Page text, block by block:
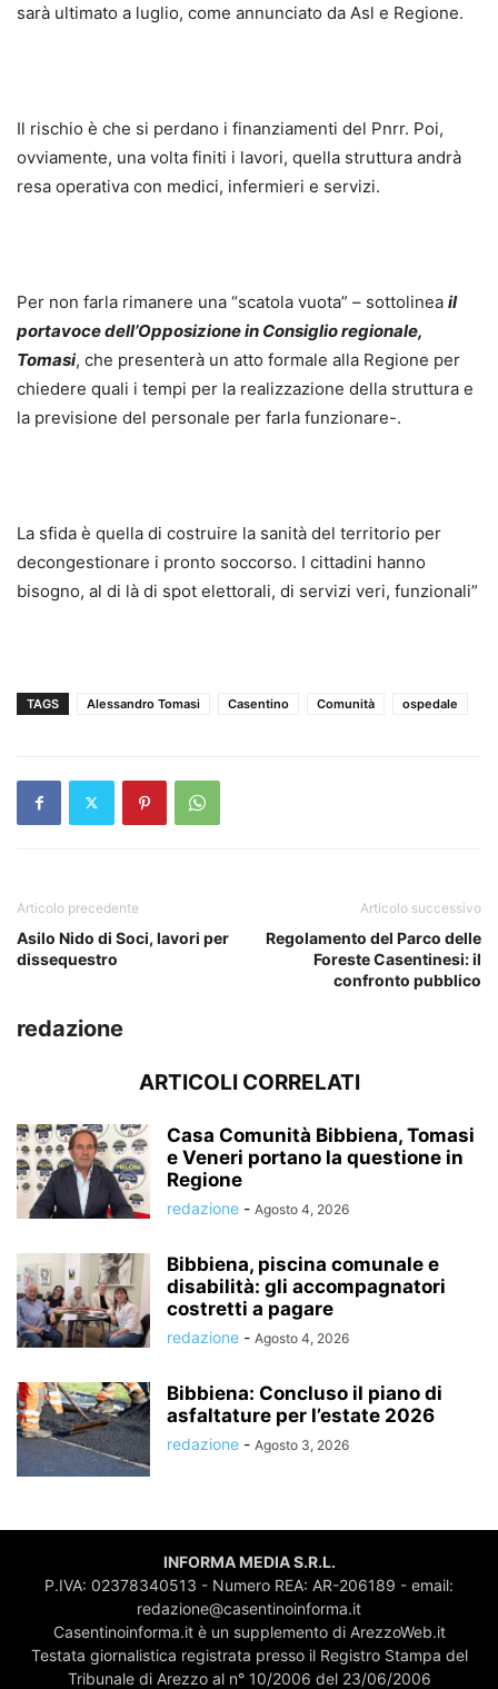
sarà ultimato a luglio, come annunciato da Asl e Regione.
Il rischio è che si perdano i finanziamenti del Pnrr. Poi,
ovviamente, una volta finiti i lavori, quella struttura andrà
resa operativa con medici, infermieri e servizi.
Per non farla rimanere una “scatola vuota” – sottolinea il
portavoce dell’Opposizione in Consiglio regionale,
Tomasi, che presenterà un atto formale alla Regione per
chiedere quali i tempi per la realizzazione della struttura e
la previsione del personale per farla funzionare-.
La sfida è quella di costruire la sanità del territorio per
decongestionare i pronto soccorso. I cittadini hanno
bisogno, al di là di spot elettorali, di servizi veri, funzionali”
TAGS Alessandro Tomasi Casentino Comunità ospedale
Articolo precedente
Asilo Nido di Soci, lavori per
dissequestro
Articolo successivo
Regolamento del Parco delle
Foreste Casentinesi: il
confronto pubblico
redazione
ARTICOLI CORRELATI
Casa Comunità Bibbiena, Tomasi
e Veneri portano la questione in
Regione
redazione - Agosto 4, 2026
Bibbiena, piscina comunale e
disabilità: gli accompagnatori
costretti a pagare
redazione - Agosto 4, 2026
Bibbiena: Concluso il piano di
asfaltature per l’estate 2026
redazione - Agosto 3, 2026
INFORMA MEDIA S.R.L.
P.IVA: 02378340513 - Numero REA: AR-206189 - email:
redazione@casentinoinforma.it
Casentinoinforma.it è un supplemento di ArezzoWeb.it
Testata giornalistica registrata presso il Registro Stampa del
Tribunale di Arezzo al n° 10/2006 del 23/06/2006